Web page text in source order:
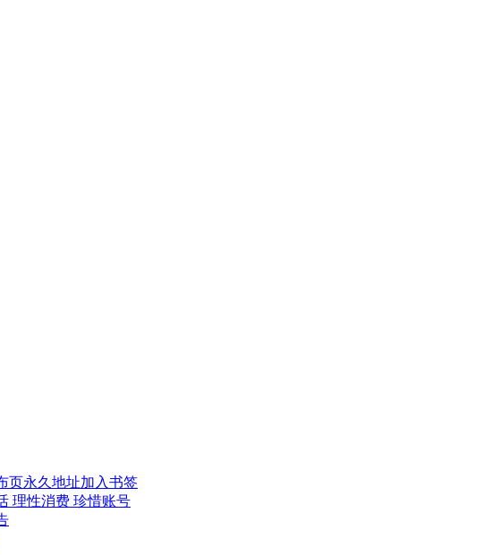
页永久地址加入书签
理性消费 珍惜账号